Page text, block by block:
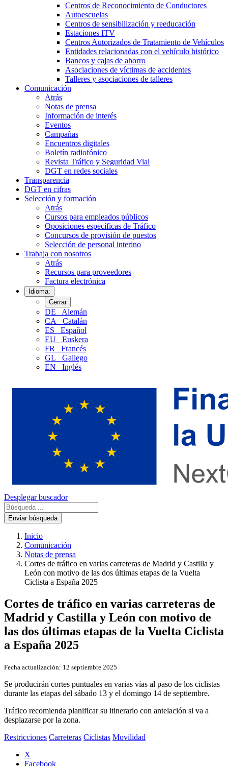
Centros de Reconocimiento de Conductores
Autoescuelas
Centros de sensibilización y reeducación
Estaciones ITV
Centros Autorizados de Tratamiento de Vehículos
Entidades relacionadas con el vehículo histórico
Bancos y cajas de ahorro
Asociaciones de víctimas de accidentes
Talleres y asociaciones de talleres
Comunicación
Atrás
Notas de prensa
Información de interés
Eventos
Campañas
Encuentros digitales
Boletín radiofónico
Revista Tráfico y Seguridad Vial
DGT en redes sociales
Transparencia
DGT en cifras
Selección y formación
Atrás
Cursos para empleados públicos
Oposiciones específicas de Tráfico
Concursos de provisión de puestos
Selección de personal interino
Trabaja con nosotros
Atrás
Recursos para proveedores
Factura electrónica
Idioma:
Cerrar
DE
Alemán
CA
Catalán
ES
Español
EU
Euskera
FR
Francés
GL
Gallego
EN
Inglés
Desplegar buscador
Enviar búsqueda
Inicio
Comunicación
Notas de prensa
Cortes de tráfico en varias carreteras de Madrid y Castilla y
León con motivo de las dos últimas etapas de la Vuelta
Ciclista a España 2025
Cortes de tráfico en varias carreteras de
Madrid y Castilla y León con motivo de
las dos últimas etapas de la Vuelta Ciclista
a España 2025
Fecha actualización: 12 septiembre 2025
Se producirán cortes puntuales en varias vías al paso de los ciclistas
durante las etapas del sábado 13 y el domingo 14 de septiembre.
Tráfico recomienda planificar su itinerario con antelación si va a
desplazarse por la zona.
Restricciones Carreteras Ciclistas Movilidad
X
Facebook